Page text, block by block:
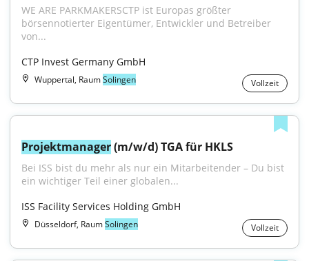
WE ARE PARKMAKERSCTP ist Europas größter
börsennotierter Eigentümer, Entwickler und Betreiber
von...
CTP Invest Germany GmbH
Wuppertal, RaumSolingen Vollzeit
Projektmanager (m/w/d) TGA für HKLS
Bei ISS bist du mehr als nur ein Mitarbeitender – Du bist
ein wichtiger Teil einer globalen...
ISS Facility Services Holding GmbH
Düsseldorf, RaumSolingen Vollzeit